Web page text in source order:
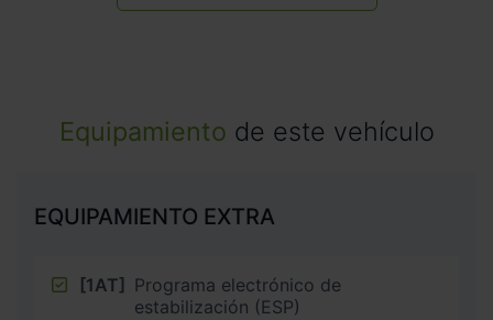
Equipamiento de este vehículo
EQUIPAMIENTO EXTRA
[1AT] Programa electrónico de
estabilización (ESP)